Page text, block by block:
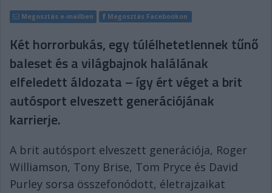
Megosztás e-mailben Megosztás Facebookon
Két horrorbukás, egy túlélhetetlennek tűnő
baleset és a világbajnok halálának
elfeledett áldozata – így ért véget a brit
autósport elveszett generációjának
karrierje.
A brit autósport elveszett generációja, Roger
Williamson, Tony Brise, Tom Pryce és David
Purley sorsa összefonódott, életrajzaikat